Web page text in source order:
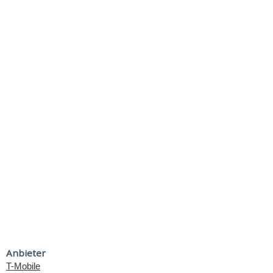
Anbieter
T-Mobile